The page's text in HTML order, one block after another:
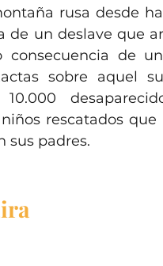
rusa desde
un deslave que
de
sobre aquel
rescatados que
sus padres.